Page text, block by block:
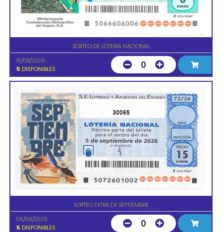
SORTEO DE LOTERIA NACIONAL
15/08/2026
5 DISPONIBLES 0
30065
SORTEO EXTRA DE SEPTIEMBRE
05/09/2026
5 DISPONIBLES 0